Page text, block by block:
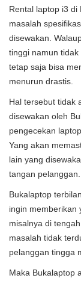
Rental laptop i3 di
masalah
disewakan.
tinggi namun
tetap saja bisa
menurun drastis.
Hal tersebut tidak
disewakan oleh
pengecekan
Yang akan
lain yang
tangan pelanggan.
Bukalaptop
ingin memberikan
misalnya di
masalah tidak
pelanggan tingga
Maka Bukalaptop